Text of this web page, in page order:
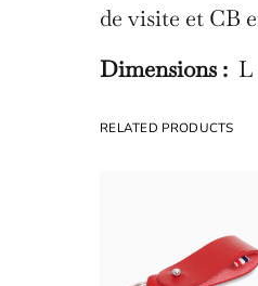
de visite et CB
Dimensions : L
RELATED PRODUCTS